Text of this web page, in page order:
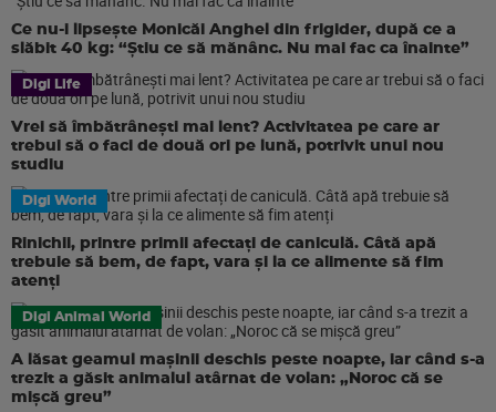
Ce nu-i lipsește Monicăi Anghel din frigider, după ce a
slăbit 40 kg: “Știu ce să mănânc. Nu mai fac ca înainte”
Digi Life
Vrei să îmbătrânești mai lent? Activitatea pe care ar
trebui să o faci de două ori pe lună, potrivit unui nou
studiu
Digi World
Rinichii, printre primii afectați de caniculă. Câtă apă
trebuie să bem, de fapt, vara și la ce alimente să fim
atenți
Digi Animal World
A lăsat geamul mașinii deschis peste noapte, iar când s-a
trezit a găsit animalul atârnat de volan: „Noroc că se
mișcă greu”